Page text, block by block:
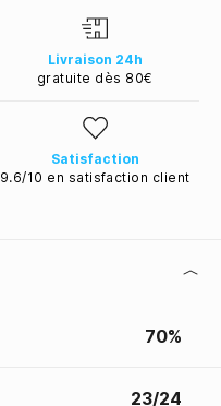
Livraison 24h
gratuite dès 80€
Satisfaction
9.6/10 en satisfaction client
70%
23/24